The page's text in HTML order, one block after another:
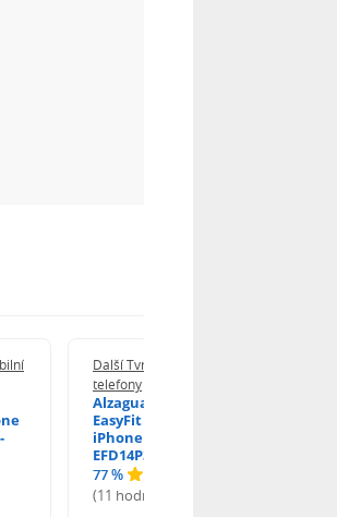
Další Tvrzená skla pro mobilní
telefony
Alzaguard 2.5D Glass
EasyFit DustFree pro
iPhone 16 Pro / 17 AGD-
EFD14P3
77 %
(11 hodnocení)